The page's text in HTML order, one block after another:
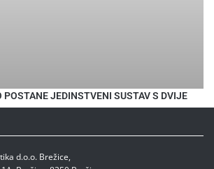
POSTANE JEDINSTVENI SUSTAV S DVIJE
d.o.o. Brežice,